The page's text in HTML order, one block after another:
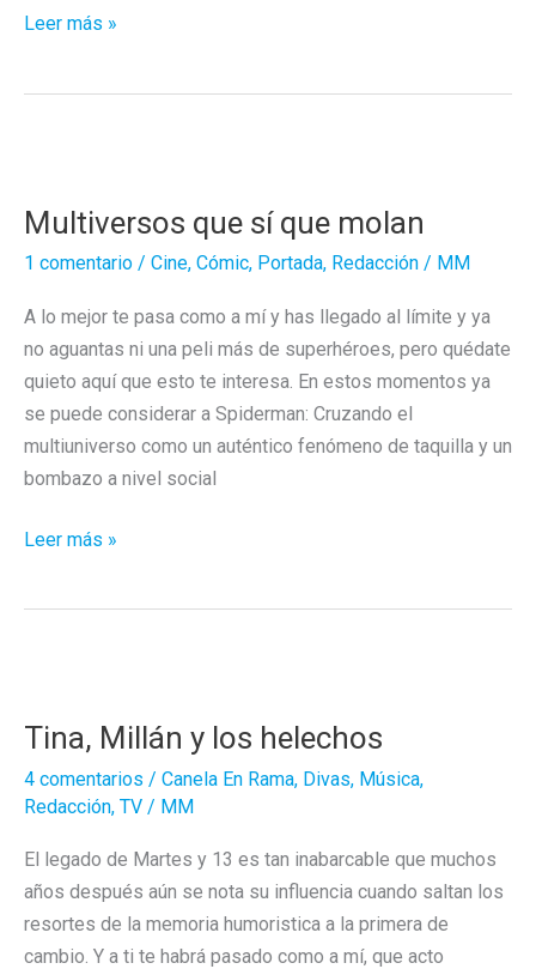
Daði
de
Leer más »
Multiversos que sí que molan
1 comentario / Cine, Cómic, Portada, Redacción / MM
A lo mejor te pasa como a mí y has llegado al límite y ya
no aguantas ni una peli más de superhéroes, pero quédate
quieto aquí que esto te interesa. En estos momentos ya
se puede considerar a Spiderman: Cruzando el
multiuniverso como un auténtico fenómeno de taquilla y un
bombazo a nivel social
Multiversos
Leer más »
Tina, Millán y los helechos
4 comentarios / Canela En Rama, Divas, Música,
Redacción, TV / MM
El legado de Martes y 13 es tan inabarcable que muchos
años después aún se nota su influencia cuando saltan los
resortes de la memoria humoristica a la primera de
cambio. Y a ti te habrá pasado como a mí, que acto